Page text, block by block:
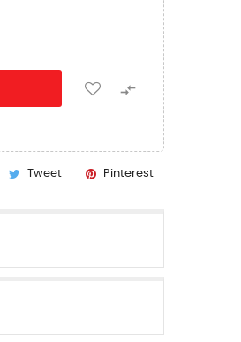

Tweet Pinterest